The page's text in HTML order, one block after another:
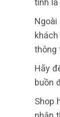
tính
Ngoài
thông
Hãy
buồn
Shop